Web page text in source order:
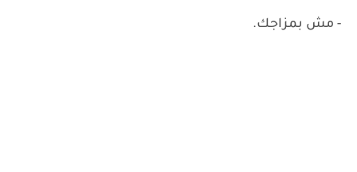
- مش بمزاجك.